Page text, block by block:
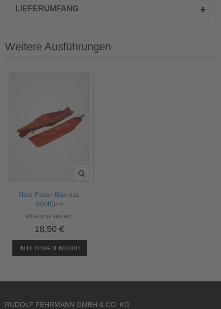
LIEFERUMFANG
Weitere Ausführungen
Nalo Faser Bak nat.
60/40cm
Write your review
18,50 €
IN DEN WARENKORB
RUDOLF FEHRMANN GMBH & CO. KG